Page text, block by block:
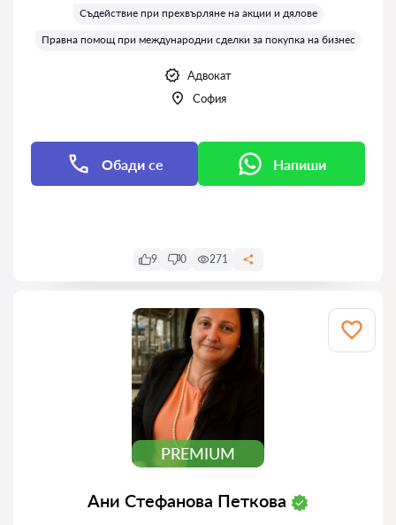
Съдействие при прехвърляне на акции и дялове
Правна помощ при международни сделки за покупка на бизнес
Адвокат
София
Обади се Напиши
9 0 271
PREMIUM
Ани Стефанова Петкова